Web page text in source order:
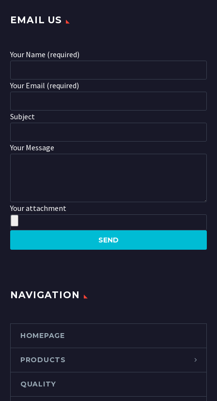
EMAIL US
Your Name (required)
Your Email (required)
Subject
Your Message
Your attachment
NAVIGATION
HOMEPAGE
PRODUCTS
QUALITY